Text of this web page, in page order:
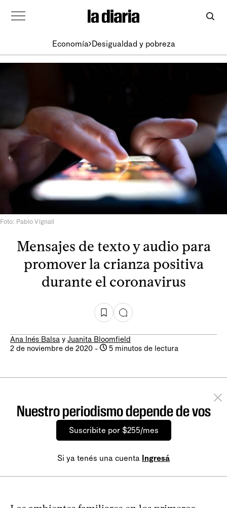
Economía Desigualdad y pobreza
Foto: Pablo Vignali
Mensajes de texto y audio para
promover la crianza positiva
durante el coronavirus
Ana Inés Balsa y Juanita Bloomfield
2 de noviembre de 2020 - 5 minutos de lectura
Nuestro periodismo depende de vos
Suscribite por $255/mes
Si ya tenés una cuenta Ingresá